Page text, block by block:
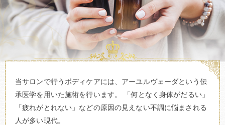
当サロンで行うボディケアには、アーユルヴェーダという伝
承医学を用いた施術を行います。 「何となく身体がだるい」
「疲れがとれない」などの原因の見えない不調に悩まされる
人が多い現代。